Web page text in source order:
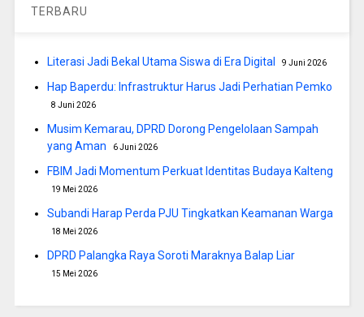
TERBARU
Literasi Jadi Bekal Utama Siswa di Era Digital 9 Juni 2026
Hap Baperdu: Infrastruktur Harus Jadi Perhatian Pemko
8 Juni 2026
Musim Kemarau, DPRD Dorong Pengelolaan Sampah
yang Aman
6 Juni 2026
FBIM Jadi Momentum Perkuat Identitas Budaya Kalteng
19 Mei 2026
Subandi Harap Perda PJU Tingkatkan Keamanan Warga
18 Mei 2026
DPRD Palangka Raya Soroti Maraknya Balap Liar
15 Mei 2026